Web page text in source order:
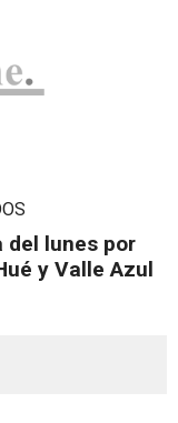
del lunes por
y Valle Azul